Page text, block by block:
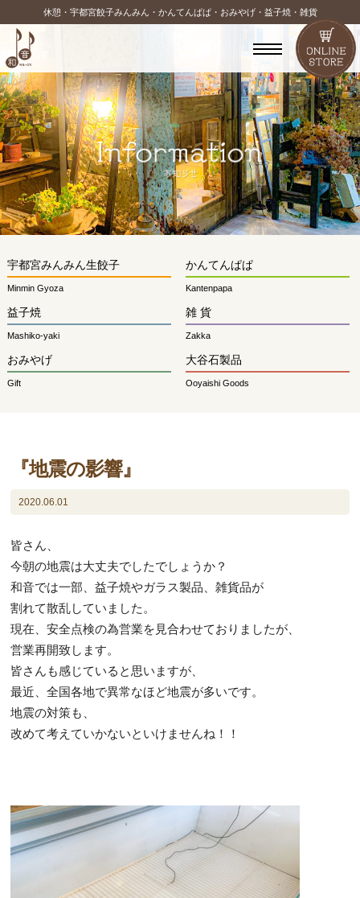
休憩・宇都宮餃子みんみん・かんてんぱぱ・おみやげ・益子焼・雑貨
宇都宮みんみん生餃子
Minmin Gyoza
かんてんぱぱ
Kantenpapa
益子焼
Mashiko-yaki
雑 貨
Zakka
おみやげ
Gift
大谷石製品
Ooyaishi Goods
『地震の影響』
2020.06.01
皆さん、
今朝の地震は大丈夫でしたでしょうか？
和音では一部、益子焼やガラス製品、雑貨品が
割れて散乱していました。
現在、安全点検の為営業を見合わせておりましたが、
営業再開致します。
皆さんも感じていると思いますが、
最近、全国各地で異常なほど地震が多いです。
地震の対策も、
改めて考えていかないといけませんね！！